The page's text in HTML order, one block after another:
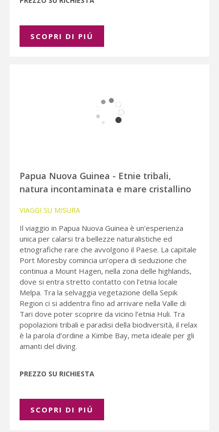
SCOPRI DI PIÚ
Papua Nuova Guinea - Etnie tribali,
natura incontaminata e mare cristallino
VIAGGI SU MISURA
Il viaggio in Papua Nuova Guinea è un’esperienza
unica per calarsi tra bellezze naturalistiche ed
etnografiche rare che avvolgono il Paese. La capitale
Port Moresby comincia un’opera di seduzione che
continua a Mount Hagen, nella zona delle highlands,
dove si entra stretto contatto con l’etnia locale
Melpa. Tra la selvaggia vegetazione della Sepik
Region ci si addentra fino ad arrivare nella Valle di
Tari dove poter scoprire da vicino l’etnia Huli. Tra
popolazioni tribali e paradisi della biodiversità, il relax
è la parola d’ordine a Kimbe Bay, meta ideale per gli
amanti del diving.
PREZZO SU RICHIESTA
SCOPRI DI PIÚ